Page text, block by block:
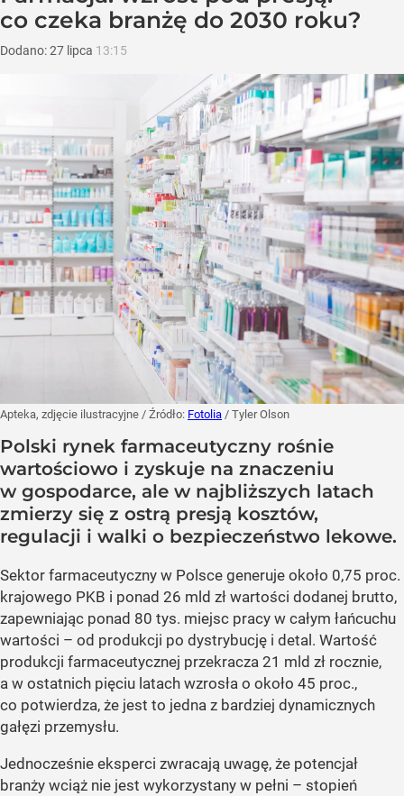
co czeka branżę do 2030 roku?
Dodano:27 lipca 13:15
Apteka, zdjęcie ilustracyjne / Źródło: Fotolia / Tyler Olson
Polski rynek farmaceutyczny rośnie
wartościowo i zyskuje na znaczeniu
w gospodarce, ale w najbliższych latach
zmierzy się z ostrą presją kosztów,
regulacji i walki o bezpieczeństwo lekowe.
Sektor farmaceutyczny w Polsce generuje około 0,75 proc.
krajowego PKB i ponad 26 mld zł wartości dodanej brutto,
zapewniając ponad 80 tys. miejsc pracy w całym łańcuchu
wartości – od produkcji po dystrybucję i detal. Wartość
produkcji farmaceutycznej przekracza 21 mld zł rocznie,
a w ostatnich pięciu latach wzrosła o około 45 proc.,
co potwierdza, że jest to jedna z bardziej dynamicznych
gałęzi przemysłu.
Jednocześnie eksperci zwracają uwagę, że potencjał
branży wciąż nie jest wykorzystany w pełni – stopień